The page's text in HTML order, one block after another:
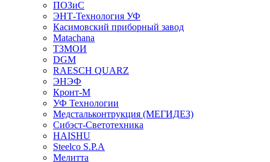
ПОЗиС
ЭНТ-Технология УФ
Касимовский приборный завод
Matachana
ТЗМОИ
DGM
RAESCH QUARZ
ЭНЭФ
Кронт-М
УФ Технологии
Медстальконтрукция (МЕГИДЕЗ)
Сибэст-Светотехника
HAISHU
Steelco S.P.A
Мелитта